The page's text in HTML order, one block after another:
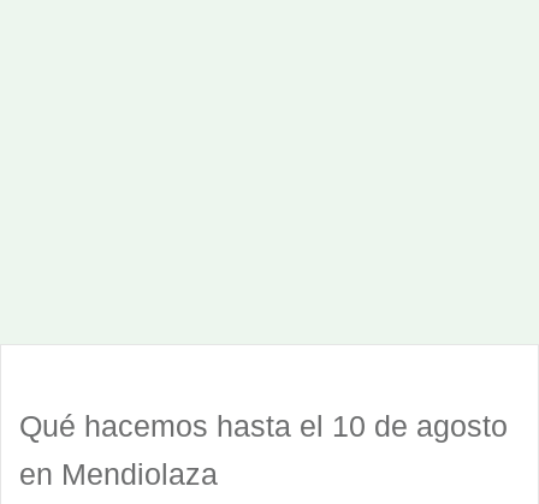
Qué hacemos hasta el 10 de agosto
en Mendiolaza